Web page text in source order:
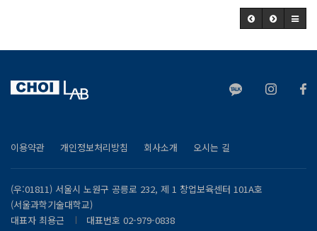
이용약관 개인정보처리방침 회사소개 오시는 길
(우:01811) 서울시 노원구 공릉로 232, 제 1 창업보육센터 101A호
(서울과학기술대학교)
대표자 최용근
대표번호 02-979-0838